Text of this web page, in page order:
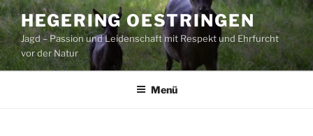
Zum
Inhalt
springen
HEGERING OESTRINGEN
Jagd – Passion und Leidenschaft mit Respekt und Ehrfurcht
vor der Natur
Menü